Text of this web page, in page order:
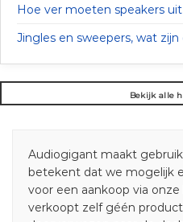
Hoe ver moeten speakers uit
Jingles en sweepers, wat
Bekijk alle
Audiogigant maakt
betekent dat we mogelijk
voor een aankoop via
verkoopt zelf géén